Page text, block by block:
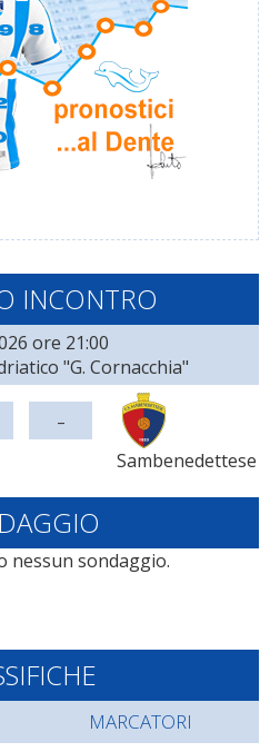
INCONTRO
ore 21:00
"G. Cornacchia"
-
Sambenedettese
nessun sondaggio.
MARCATORI